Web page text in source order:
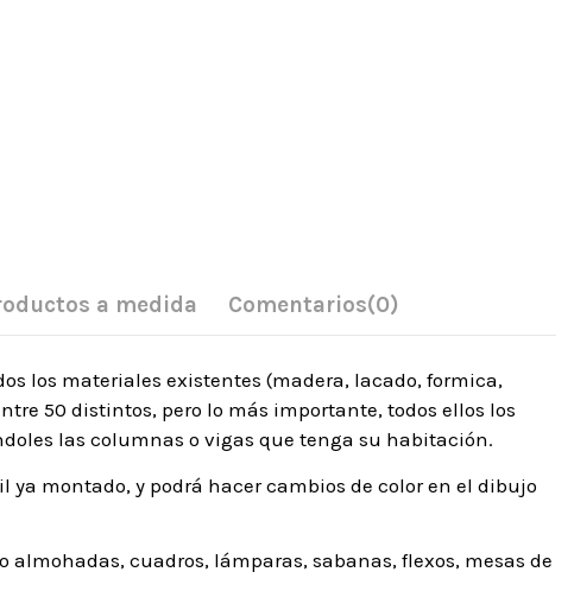
a medida Comentarios(0)
los materiales existentes (madera, lacado, formica,
50 distintos, pero lo más importante, todos ellos los
las columnas o vigas que tenga su habitación.
montado, y podrá hacer cambios de color en el dibujo
cuadros, lámparas, sabanas, flexos, mesas de